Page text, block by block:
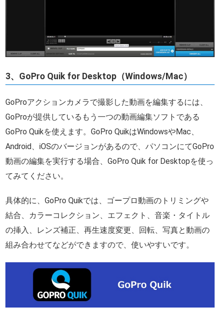
3、GoPro Quik for Desktop（Windows/Mac）
GoProアクションカメラで撮影した動画を編集するには、
GoProが提供しているもう一つの動画編集ソフトである
GoPro Quikを使えます。GoPro QuikはWindowsやMac、
Android、iOSのバージョンがあるので、パソコンにてGoPro
動画の編集を実行する場合、GoPro Quik for Desktopを使っ
てみてください。
具体的に、GoPro Quikでは、ゴープロ動画のトリミングや
結合、カラーコレクション、エフェクト、音楽・タイトル
の挿入、レンズ補正、再生速度変更、回転、写真と動画の
組み合わせてなどができますので、使いやすいです。